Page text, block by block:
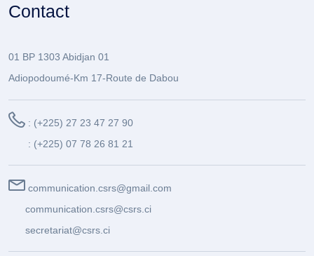
Contact
01 BP 1303 Abidjan 01
Adiopodoumé-Km 17-Route de Dabou
: (+225) 27 23 47 27 90
: (+225) 07 78 26 81 21
communication.csrs@gmail.com
communication.csrs@csrs.ci
secretariat@csrs.ci